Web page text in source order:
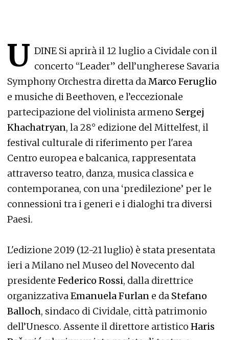
U DINE Si aprirà il 12 luglio a Cividale con il
concerto “Leader” dell’ungherese Savaria
Symphony Orchestra diretta daMarco Feruglio
e musiche di Beethoven, e l’eccezionale
partecipazione del violinista armeno Sergej
Khachatryan, la 28° edizione del Mittelfest, il
festival culturale di riferimento per l'area
Centro europea e balcanica, rappresentata
attraverso teatro, danza, musica classica e
contemporanea, con una ‘predilezione’ per le
connessioni tra i generi e i dialoghi tra diversi
Paesi.
L'edizione 2019 (12-21 luglio) è stata presentata
ieri a Milano nel Museo del Novecento dal
presidente Federico Rossi, dalla direttrice
organizzativaEmanuela Furlan e da Stefano
Balloch, sindaco di Cividale, città patrimonio
dell’Unesco. Assente il direttore artistico Haris